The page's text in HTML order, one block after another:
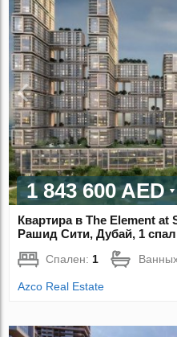
1 843 600 AED
Квартира в The Element
Рашид Сити, Дубай, 1
Спален:1
Azco Real Estate